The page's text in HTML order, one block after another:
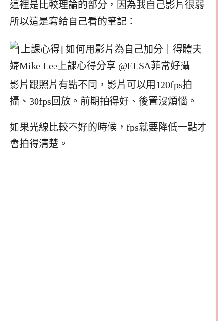
這裡是比較理論的部分，因為我自己影片很弱
所以這是寫給自己看的筆記：
影片跟照片有點不同，影片可以用120fps拍
攝、30fps回放。前期拍得好、後置沒煩惱。
如果光線比較不好的時候，fps就要降低一點才
會拍得清楚。